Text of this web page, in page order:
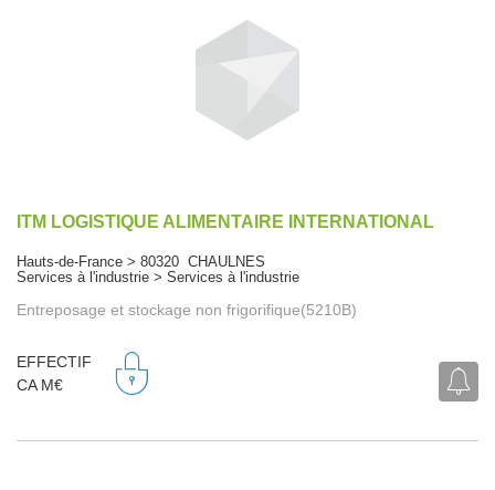
ITM LOGISTIQUE ALIMENTAIRE INTERNATIONAL
Hauts-de-France > 80320 CHAULNES
Services à l'industrie > Services à l'industrie
Entreposage et stockage non frigorifique(5210B)
EFFECTIF
CA M€